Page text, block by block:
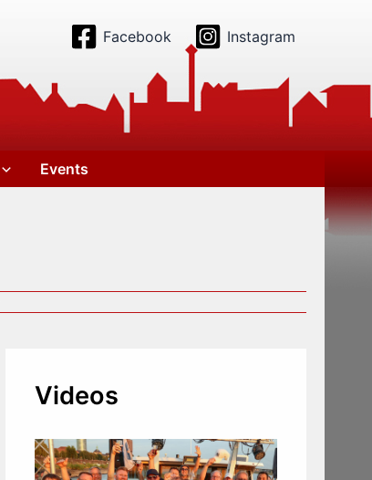
Facebook Instagram
Events
Videos